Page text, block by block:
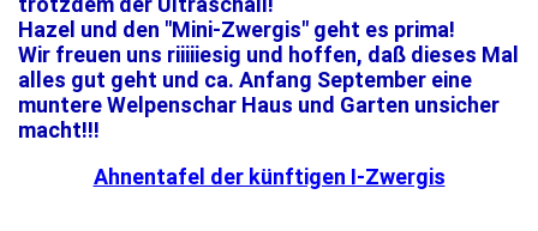
Hazel und den "Mini-Zwergis" geht es prima!
Wir freuen uns riiiiiesig und hoffen, daß dieses Mal
alles gut geht und ca. Anfang September eine
muntere Welpenschar Haus und Garten unsicher
macht!!!
Ahnentafel der künftigen I-Zwergis